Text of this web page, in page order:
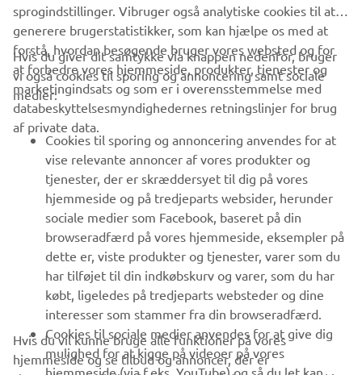
VIRKSOMHED
B2B
MERE YAMAHA
SUPPORT
NYHEDSBREV
Vær den første til at få besked om de seneste tilbud, særlige
arrangementer, nye udgivelser og meget mere.
sprogindstillinger. Vibruger også analytiske cookies til at
generere brugerstatistikker, som kan hjælpe os med at
forstå, hvordan besøgende bruger vores websted og for
at forbedre vores hjemmeside, produkter, tjenester og
marketingindsats og som er i overensstemmelse med
databeskyttelsesmyndighedernes retningslinjer for brug
af private data.
Hvis du giver dit samtykke via knappen nedenfor, bruger
vi også cookies til sporing og annoncering samt sociale
medier:
Cookies til sporing og annoncering anvendes for at
vise relevante annoncer af vores produkter og
tjenester, der er skræddersyet til dig på vores
hjemmeside og på tredjeparts websider, herunder
sociale medier som Facebook, baseret på din
browseradfærd på vores hjemmeside, eksempler på
dette er, viste produkter og tjenester, varer som du
har tilføjet til din indkøbskurv og varer, som du har
købt, ligeledes på tredjeparts websteder og dine
interesser som stammer fra din browseradfærd.
Cookies til sociale medier anvendes for at give dig
mulighed for at kigge på videoer på vores
hjemmeside (via f.eks. YouTube) og så du let kan
Hvis du vil kunne bruge alle funktioner på vores
hjemmeside og se tilbud og annoncer, der er